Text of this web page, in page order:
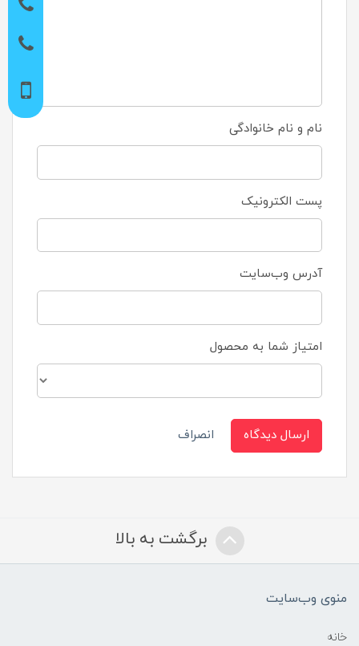
نام و نام خانوادگی
پست الکترونیک
آدرس وب‌سایت
امتیاز شما به محصول
ارسال دیدگاه انصراف
برگشت به بالا
منوی وب‌سایت
خانه